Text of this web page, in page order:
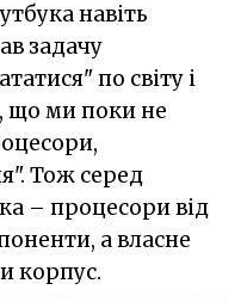
навіть
задачу
по світу і
що ми поки не
Тож серед
– процесори від
а власне
корпус.